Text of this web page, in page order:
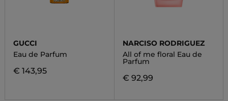
GUCCI
Eau de Parfum
€ 143,95
NARCISO RODRIGUEZ
All of me floral Eau de
Parfum
€ 92,99